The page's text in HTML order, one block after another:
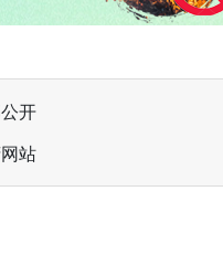
开
站